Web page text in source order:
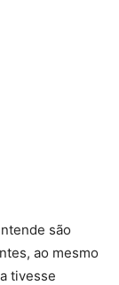
são
ao mesmo
tivesse